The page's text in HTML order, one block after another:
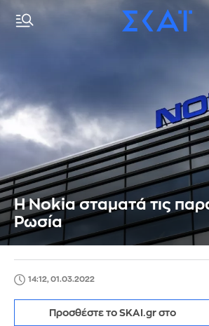
Η Nokia σταματά τις
Ρωσία
14:12, 01.03.2022
Προσθέστε το SKAI.gr στο